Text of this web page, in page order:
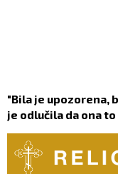
"Bila je upozorena,
je odlučila da ona